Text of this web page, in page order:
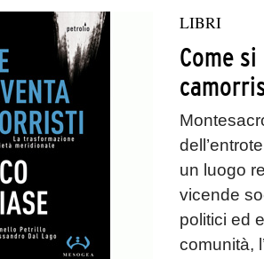
LIBRI
Come
un luogo
vicende
politici ed
comunità,